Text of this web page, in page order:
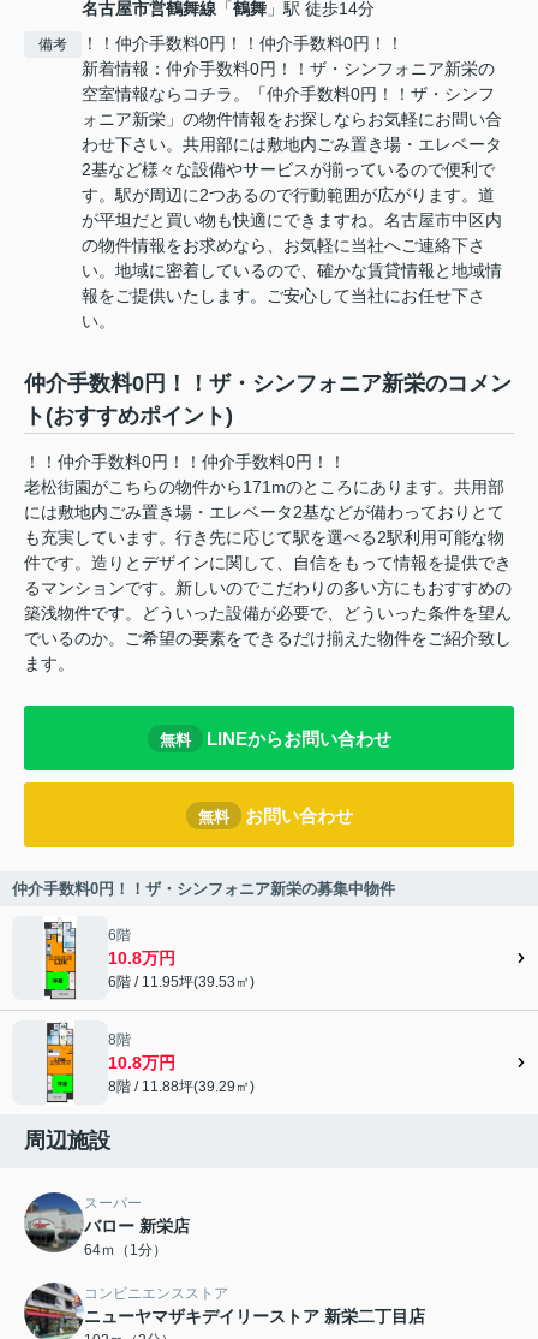
名古屋市営鶴舞線 「鶴舞 」駅 徒歩14分
備考
！！仲介手数料0円！！仲介手数料0円！！
新着情報：仲介手数料0円！！ザ・シンフォニア新栄の
空室情報ならコチラ。「仲介手数料0円！！ザ・シンフ
ォニア新栄」の物件情報をお探しならお気軽にお問い合
わせ下さい。共用部には敷地内ごみ置き場・エレベータ
2基など様々な設備やサービスが揃っているので便利で
す。駅が周辺に2つあるので行動範囲が広がります。道
が平坦だと買い物も快適にできますね。名古屋市中区内
の物件情報をお求めなら、お気軽に当社へご連絡下さ
い。地域に密着しているので、確かな賃貸情報と地域情
報をご提供いたします。ご安心して当社にお任せ下さ
い。
仲介手数料0円！！ザ・シンフォニア新栄のコメン
ト(おすすめポイント)
！！仲介手数料0円！！仲介手数料0円！！
老松街園がこちらの物件から171mのところにあります。共用部
には敷地内ごみ置き場・エレベータ2基などが備わっておりとて
も充実しています。行き先に応じて駅を選べる2駅利用可能な物
件です。造りとデザインに関して、自信をもって情報を提供でき
るマンションです。新しいのでこだわりの多い方にもおすすめの
築浅物件です。どういった設備が必要で、どういった条件を望ん
でいるのか。ご希望の要素をできるだけ揃えた物件をご紹介致し
ます。
無料 LINEからお問い合わせ
無料 お問い合わせ
仲介手数料0円！！ザ・シンフォニア新栄の募集中物件
6階
10.8万円
6階 / 11.95坪(39.53㎡)
8階
10.8万円
8階 / 11.88坪(39.29㎡)
周辺施設
スーパー
バロー 新栄店
64ｍ（1分）
コンビニエンスストア
ニューヤマザキデイリーストア 新栄二丁目店